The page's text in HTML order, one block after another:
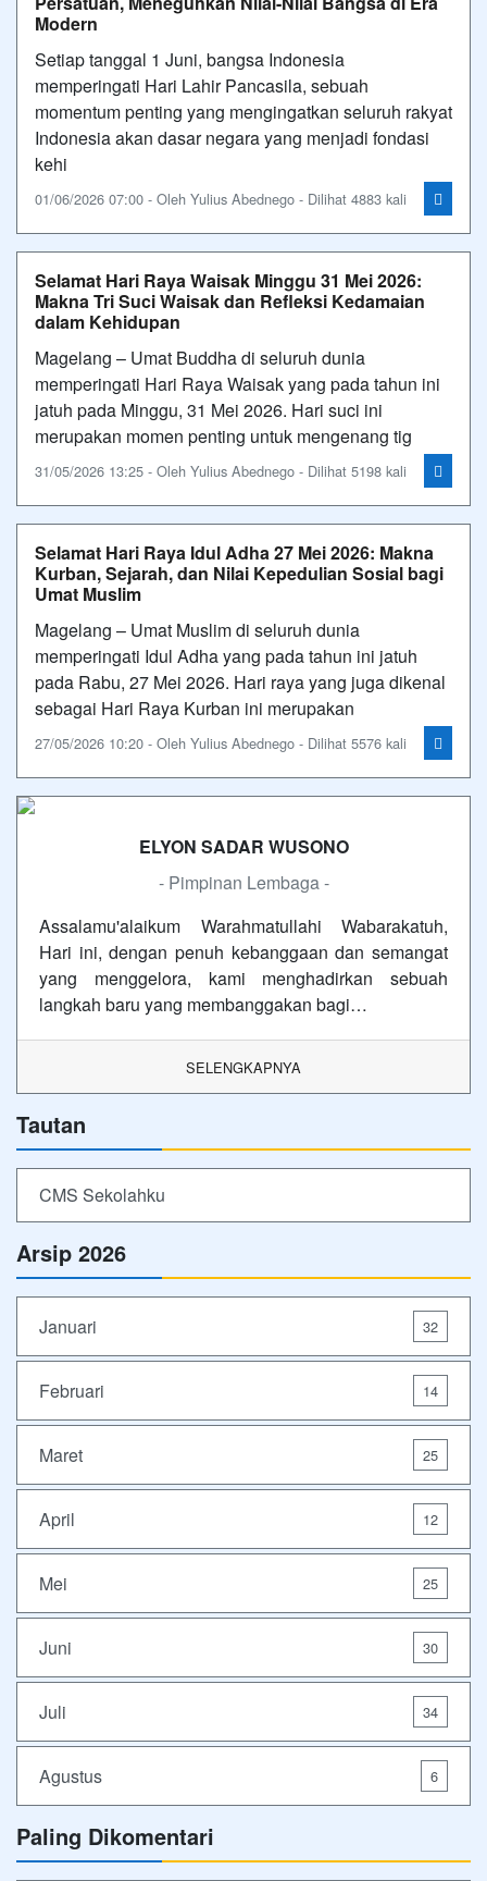
Modern
Setiap tanggal 1 Juni, bangsa Indonesia
memperingati Hari Lahir Pancasila, sebuah
momentum penting yang mengingatkan seluruh rakyat
Indonesia akan dasar negara yang menjadi fondasi
kehi
01/06/2026 07:00 - Oleh Yulius Abednego - Dilihat 4883 kali
Selamat Hari Raya Waisak Minggu 31 Mei 2026:
Makna Tri Suci Waisak dan Refleksi Kedamaian
dalam Kehidupan
Magelang – Umat Buddha di seluruh dunia
memperingati Hari Raya Waisak yang pada tahun ini
jatuh pada Minggu, 31 Mei 2026. Hari suci ini
merupakan momen penting untuk mengenang tig
31/05/2026 13:25 - Oleh Yulius Abednego - Dilihat 5198 kali
Selamat Hari Raya Idul Adha 27 Mei 2026: Makna
Kurban, Sejarah, dan Nilai Kepedulian Sosial bagi
Umat Muslim
Magelang – Umat Muslim di seluruh dunia
memperingati Idul Adha yang pada tahun ini jatuh
pada Rabu, 27 Mei 2026. Hari raya yang juga dikenal
sebagai Hari Raya Kurban ini merupakan
27/05/2026 10:20 - Oleh Yulius Abednego - Dilihat 5576 kali
ELYON SADAR WUSONO
- Pimpinan Lembaga -
Assalamu'alaikum Warahmatullahi Wabarakatuh,
Hari ini, dengan penuh kebanggaan dan semangat
yang menggelora, kami menghadirkan sebuah
langkah baru yang membanggakan bagi…
SELENGKAPNYA
Tautan
CMS Sekolahku
Arsip 2026
Januari 32
Februari 14
Maret 25
April 12
Mei 25
Juni 30
Juli 34
Agustus 6
Paling Dikomentari